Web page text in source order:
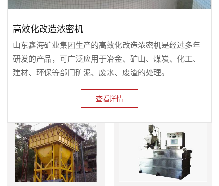
高效化改造浓密机
山东鑫海矿业集团生产的高效化改造浓密机是经过多年
研发的产品，可广泛应用于冶金、矿山、煤炭、化工、
建材、环保等部门矿泥、废水、废渣的处理。
查看详情